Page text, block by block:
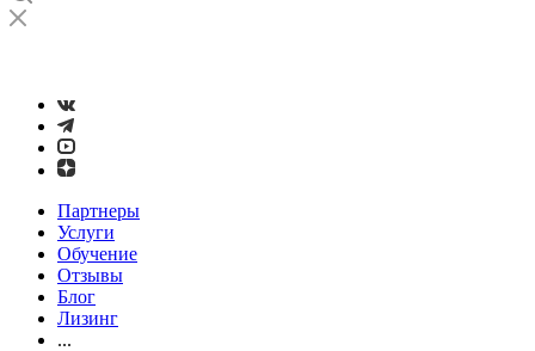
Партнеры
Услуги
Обучение
Отзывы
Блог
Лизинг
...